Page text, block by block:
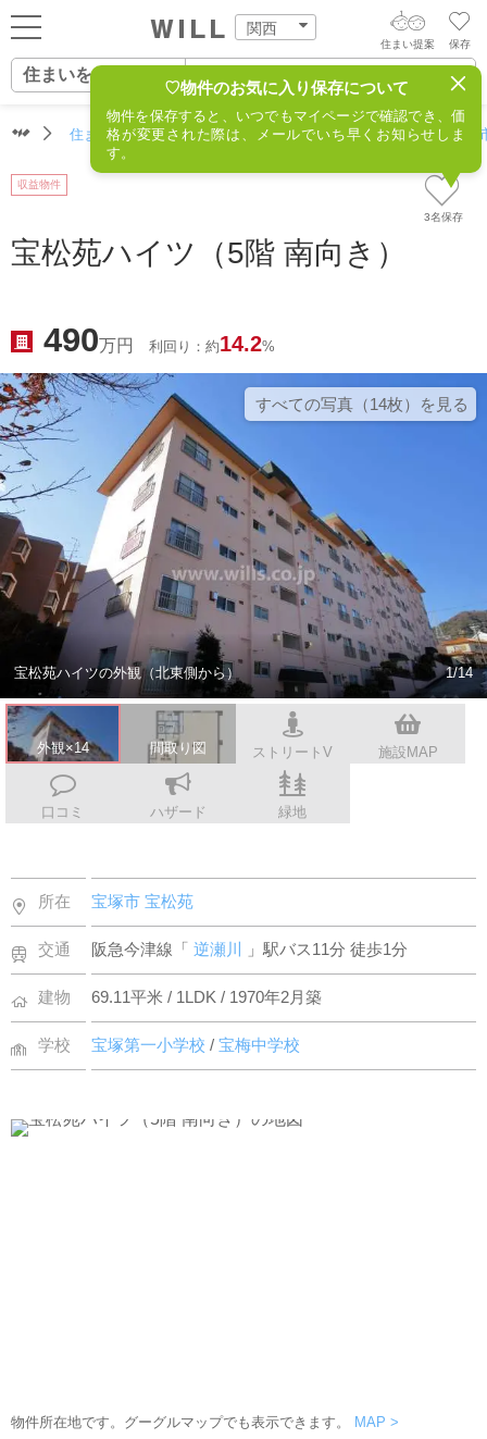
関西
ログイン
新規会員登録
住まいを売る
住まいをつくる
町を知る
店舗案内
スタッフ紹介
会社案内
保存
住まい提案
住まいをさがす
住まいをさがす
自宅の相場をみる
住まい事例をさが
スタッフをさがす
AIウィルくんの提案
AI住まい提案を受ける
不動産エージェントの提案
相場データを依頼する
住まいをさがす（関西） 住所からさがす 不動産(宝塚
♡物件のお気に入り保存について
物件を保存すると、いつでもマイページで確認でき、価
格が変更された際は、メールでいち早くお知らせしま
す。
3名保存
収益物件
宝松苑ハイツ（5階 南向き）
490万円 利回り：約14.2%
すべての写真（14枚）を⾒る
宝松苑ハイツの外観（北東側から） 1/14
外観×14 間取り図 ストリートV 施設MAP
口コミ ハザード 緑地
所在 宝塚市宝松苑
交通 阪急今津線「逆瀬川 」駅バス11分 徒歩1分
建物 69.11平米 / 1LDK / 1970年2月築
学校 宝塚第一小学校/宝梅中学校
物件所在地です。グーグルマップでも表示できます。 MAP >